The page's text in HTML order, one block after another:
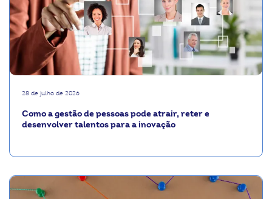
28 de julho de 2026
Como a gestão de pessoas pode atrair, reter e
desenvolver talentos para a inovação